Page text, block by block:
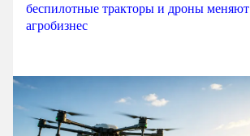
беспилотные тракторы и дроны меняют
агробизнес